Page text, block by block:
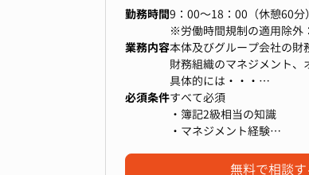
- 法人税、消費税等の各種
- 税理士法人との連携
● タックスプランニング:
- 節税策の検討・実行
- 税務リスクの低減策の実施
- （将来的な国際展開を見
● 経理部門の組織構築・採
∟採用・評価・面談実施
といった業務をコーポレー
※なお、上記すべてのスキ
応じて、今後の期待役割（
※業務の変更の範囲：当社
【組織構成】※2024年9月時
・連結経理部：2名
・単体経理部所属：29名
・経理に限らずいくつかの
※業務の変更の範囲：当社
【組織構成】※2024年10月
・連結経理部：2名
・単体経理部所属：29名
・財務グループ：8名
・PMIグループ：3名
勤務時間9：00～18：00（休憩60分）
※労働時間規制の適用除外
業務内容本体及びグループ会社の財
財務組織のマネジメント、
具体的には・・・
・グループ全体の資金財務
∟経営意思決定に貢献可能
∟グループ各社の資金予測
∟デッドファインナンスと
必須条件すべて必須
・簿記2級相当の知識
・マネジメント経験
無料で相談す